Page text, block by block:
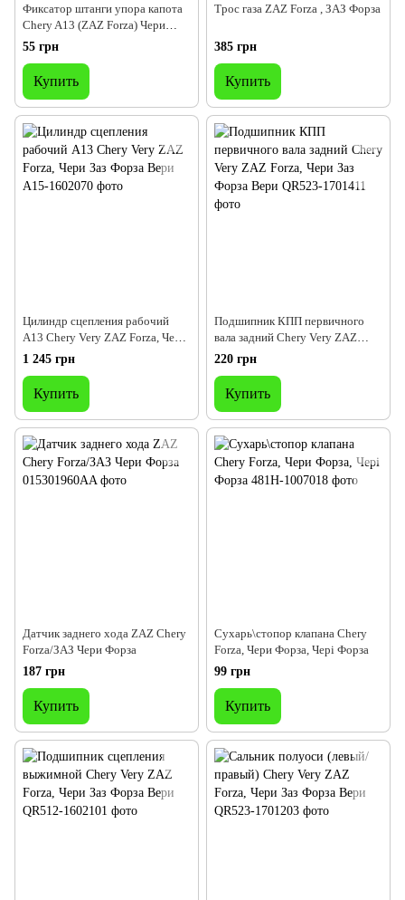
Фиксатор штанги упора капота
Chery A13 (ZAZ Forza) Чери
Форза Чері
55 грн
Купить
Трос газа ZAZ Forza , ЗАЗ Форза
385 грн
Купить
Цилиндр сцепления рабочий
A13 Chery Very ZAZ Forza, Чери
Заз Форза Вери
1 245 грн
Купить
Подшипник КПП первичного
вала задний Chery Very ZAZ
Forza, Чери Заз Форза Вери
220 грн
Купить
Датчик заднего хода ZAZ Chery
Forza/ЗАЗ Чери Форза
187 грн
Купить
Сухарь\стопор клапана Chery
Forza, Чери Форза, Чері Форза
99 грн
Купить